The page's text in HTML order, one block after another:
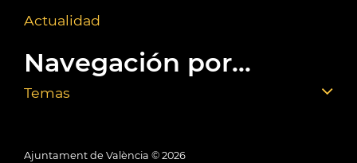
Actualidad
Navegación por...
Temas
Ajuntament de València © 2026